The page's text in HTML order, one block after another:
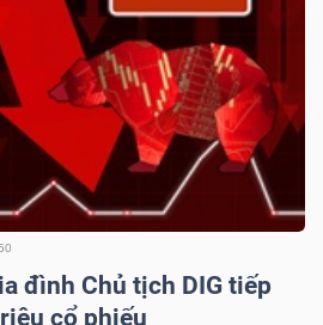
đình Chủ tịch DIG tiếp
cổ phiếu